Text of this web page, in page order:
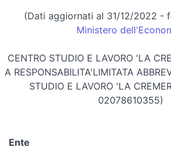
(Dati aggiornati al 31/12/2022 -
Ministero
CENTRO STUDIO E LAVORO 'LA
A RESPONSABILITA'LIMITATA
STUDIO E LAVORO 'LA
02078610355)
Ente